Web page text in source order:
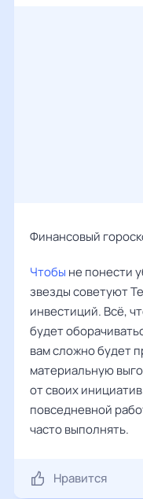
Финансовый
Чтобы не понести
звезды советуют
инвестиций. Всё,
будет
вам сложно будет
материальную
от своих
повседневной
часто выполнять.
Нравится